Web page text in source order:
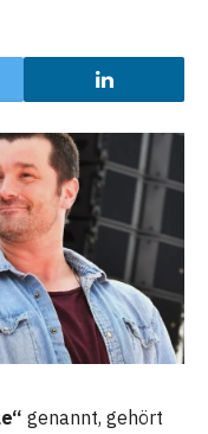
genannt, gehört